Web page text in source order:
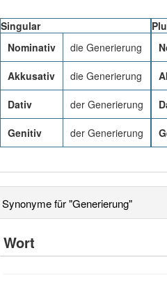
Wörter mit Endung : 1
Singular
Nominativ
die Generierung
Akkusativ die Generierung
Dativ der Generierung
Genitiv der Generierung
Synonyme für "Generierung"
Wort